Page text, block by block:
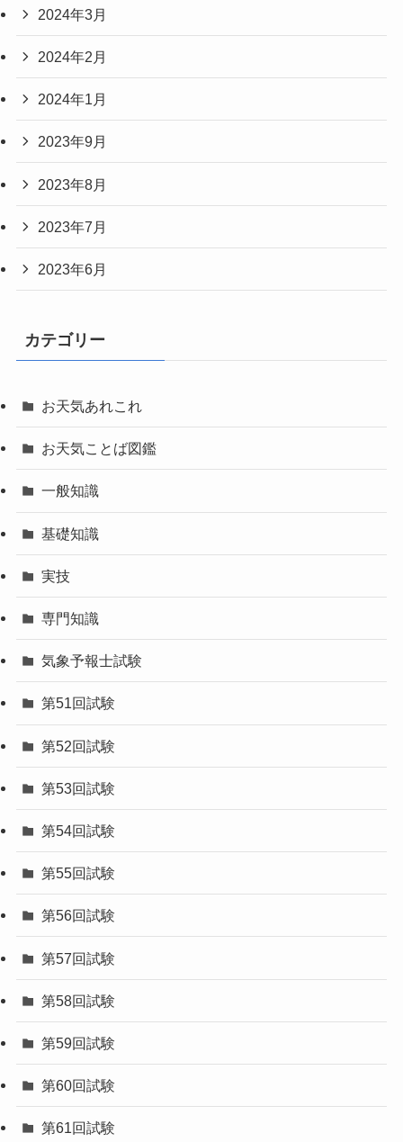
2024年12月
2024年11月
2024年10月
2024年9月
2024年8月
2024年3月
2024年2月
2023年9月
2023年8月
2023年7月
2023年6月
お天気あれこれ
お天気ことば図鑑
一般知識
基礎知識
実技
専門知識
気象予報士試験
第51回試験
第52回試験
第53回試験
第54回試験
第55回試験
第56回試験